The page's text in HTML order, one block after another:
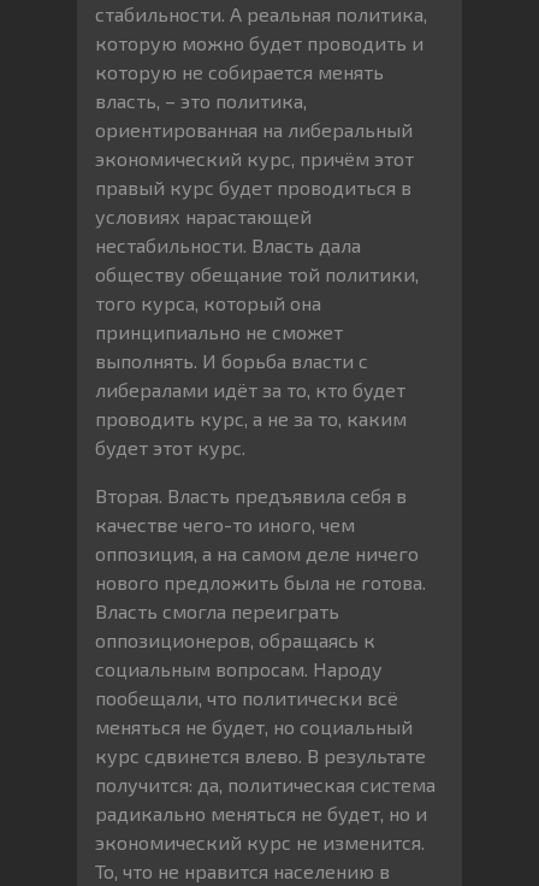
стабильности. А реальная политика,
которую можно будет проводить и
которую не собирается менять
власть, – это политика,
ориентированная на либеральный
экономический курс, причём этот
правый курс будет проводиться в
условиях нарастающей
нестабильности. Власть дала
обществу обещание той политики,
того курса, который она
принципиально не сможет
выполнять. И борьба власти с
либералами идёт за то, кто будет
проводить курс, а не за то, каким
будет этот курс.
Вторая. Власть предъявила себя в
качестве чего-то иного, чем
оппозиция, а на самом деле ничего
нового предложить была не готова.
Власть смогла переиграть
оппозиционеров, обращаясь к
социальным вопросам. Народу
пообещали, что политически всё
меняться не будет, но социальный
курс сдвинется влево. В результате
получится: да, политическая система
радикально меняться не будет, но и
экономический курс не изменится.
То, что не нравится населению в